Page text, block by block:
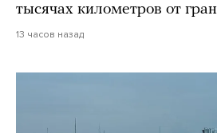
тысячах километров от
13 часов назад